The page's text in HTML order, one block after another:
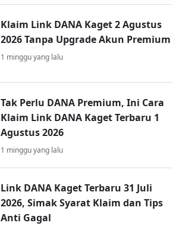
Klaim Link DANA Kaget 2 Agustus
2026 Tanpa Upgrade Akun Premium
1 minggu yang lalu
Tak Perlu DANA Premium, Ini Cara
Klaim Link DANA Kaget Terbaru 1
Agustus 2026
1 minggu yang lalu
Link DANA Kaget Terbaru 31 Juli
2026, Simak Syarat Klaim dan Tips
Anti Gagal